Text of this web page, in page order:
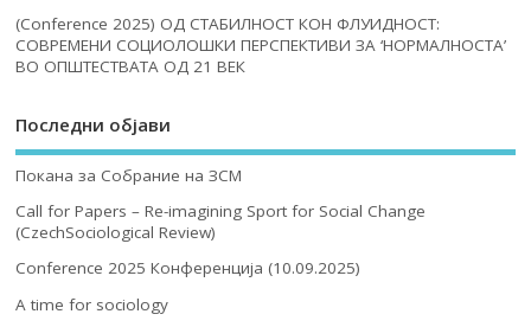
(Conference 2025) ОД СТАБИЛНОСТ КОН ФЛУИДНОСТ:
СОВРЕМЕНИ СОЦИОЛОШКИ ПЕРСПЕКТИВИ ЗА ‘НОРМАЛНОСТА’
ВО ОПШТЕСТВАТА ОД 21 ВЕК
Последни објави
Покана за Собрание на ЗСМ
Call for Papers – Re-imagining Sport for Social Change
(CzechSociological Review)
Conference 2025 Конференција (10.09.2025)
A time for sociology